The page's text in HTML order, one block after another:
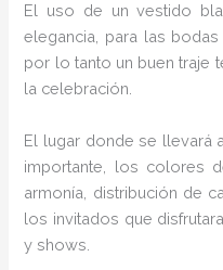
El uso de un vestido
elegancia, para las
por lo tanto un buen traje
la celebración.
El lugar donde se llevará
importante, los colores
armonía, distribución de
los invitados que
y shows.